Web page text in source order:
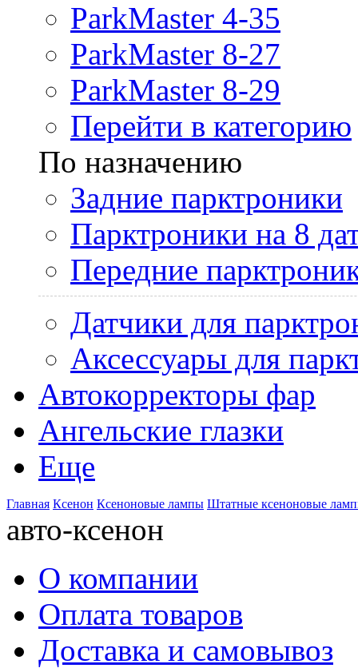
ParkMaster 4-35
ParkMaster 8-27
ParkMaster 8-29
Перейти в категорию
По назначению
Задние парктроники
Парктроники на 8
Передние
Датчики для
Аксессуары для
Автокорректоры фар
Ангельские глазки
Еще
Главная Ксенон Ксеноновые лампы Штатные ксеноновые
авто-ксенон
О компании
Оплата товаров
Доставка и самовывоз